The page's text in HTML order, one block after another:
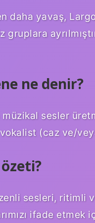
daha yavaş,
gruplara
ne denir?
sesler
vokalist (caz ve/
sesleri, ritimli
ifade